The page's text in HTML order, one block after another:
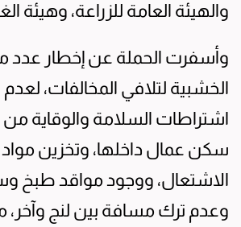
والهيئة العامة للزراعة، وهيئة
وأسفرت الحملة عن إخطار عدد
الخشبية لتلافي المخالفات، لعدم
اشتراطات السلامة والوقاية من
سكن عمال داخلها، وتخزين
الاشتعال، ووجود مواقد طبخ
وعدم ترك مسافة بين لنج